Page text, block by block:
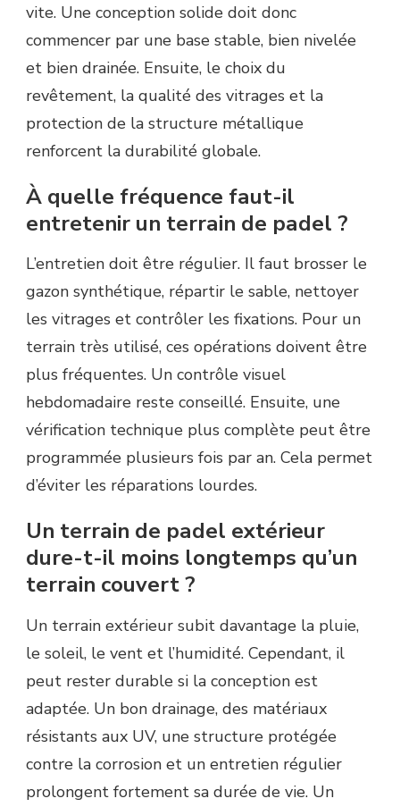
vite. Une conception solide doit donc
commencer par une base stable, bien nivelée
et bien drainée. Ensuite, le choix du
revêtement, la qualité des vitrages et la
protection de la structure métallique
renforcent la durabilité globale.
À quelle fréquence faut-il
entretenir un terrain de padel ?
L’entretien doit être régulier. Il faut brosser le
gazon synthétique, répartir le sable, nettoyer
les vitrages et contrôler les fixations. Pour un
terrain très utilisé, ces opérations doivent être
plus fréquentes. Un contrôle visuel
hebdomadaire reste conseillé. Ensuite, une
vérification technique plus complète peut être
programmée plusieurs fois par an. Cela permet
d’éviter les réparations lourdes.
Un terrain de padel extérieur
dure-t-il moins longtemps qu’un
terrain couvert ?
Un terrain extérieur subit davantage la pluie,
le soleil, le vent et l’humidité. Cependant, il
peut rester durable si la conception est
adaptée. Un bon drainage, des matériaux
résistants aux UV, une structure protégée
contre la corrosion et un entretien régulier
prolongent fortement sa durée de vie. Un